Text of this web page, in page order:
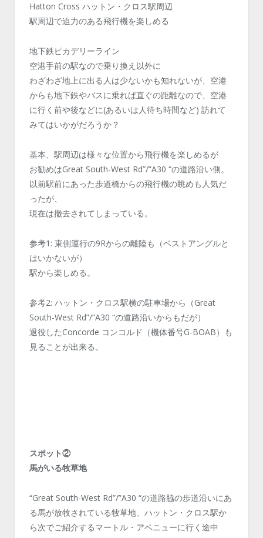
Hatton Cross ハットン・クロス駅周辺
駅周辺で迫力のある飛行機を楽しめる
地下鉄ピカデリーライン
空港手前の駅なので乗り換え以外に
わざわざ地上に出る人は少ないかも知れないが、空港
からも地下鉄やバスに乗れば直ぐの距離なので、空港
に行く前や後などに(あるいは人待ち時間など) 訪れて
みてはいかがだろうか？
基本、駅周辺は様々な位置から飛行機を楽しめるが
お勧めはGreat South-West Rd”/”A30 “の道路沿い側。
以前駅前にあった歩道橋からの飛行機の眺めも人気だ
ったが、
現在は撤去されてしまっている。
参考1: 東側運行の9Rからの離陸も（ベストアングルと
はいかないが）
駅から楽しめる。
参考2: ハットン・クロス駅横の駐車場から（Great
South-West Rd”/”A30 “の道路沿いからもだが）
退役したConcorde コンコルド（機体番号G-BOAB）も
見ることが出来る。
スポット②
馬がいる牧草地
“Great South-West Rd”/”A30 “の道路脇の歩道沿いにあ
る馬が放牧されている牧草地、ハットン・クロス駅か
ら次でご紹介するマートル・アベニューに行く途中